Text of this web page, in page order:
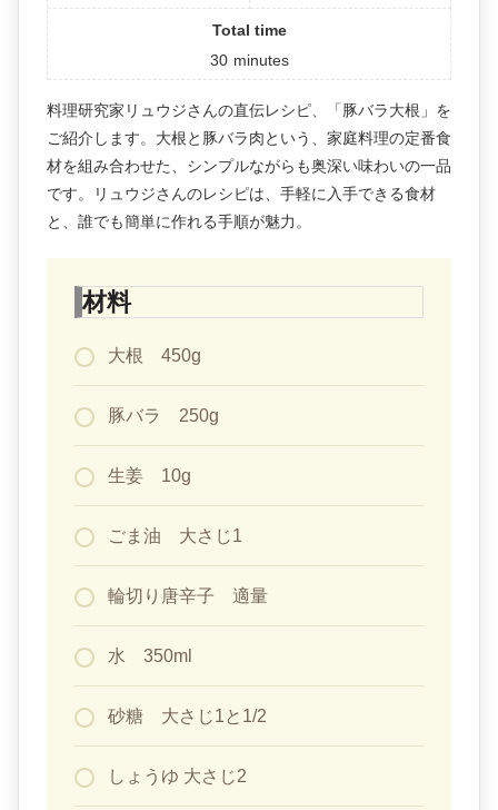
Total time
30 minutes
料理研究家リュウジさんの直伝レシピ、「豚バラ大根」を
ご紹介します。大根と豚バラ肉という、家庭料理の定番食
材を組み合わせた、シンプルながらも奥深い味わいの一品
です。リュウジさんのレシピは、手軽に入手できる食材
と、誰でも簡単に作れる手順が魅力。
材料
大根 450g
豚バラ 250g
生姜 10g
ごま油 大さじ1
輪切り唐辛子 適量
水 350ml
砂糖 大さじ1と1/2
しょうゆ 大さじ2